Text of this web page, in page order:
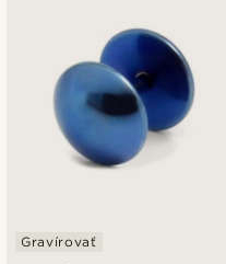
Gravírovať